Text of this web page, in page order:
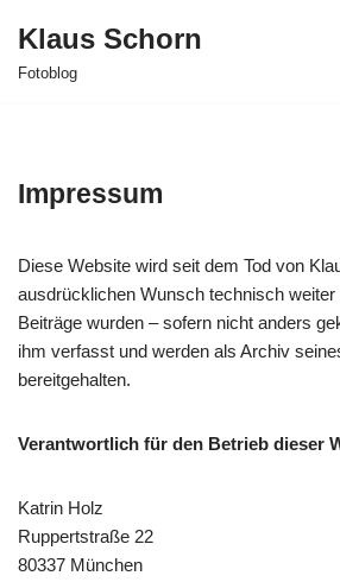
Zum
Klaus Schorn
Fotoblog
Impressum
Diese Website wird seit dem Tod von
ausdrücklichen Wunsch technisch weiter
Beiträge wurden – sofern nicht anders
ihm verfasst und werden als Archiv
bereitgehalten.
Verantwortlich für den Betrieb dieser
Katrin Holz
Ruppertstraße 22
80337 München